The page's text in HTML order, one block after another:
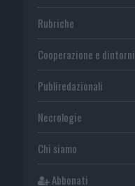
Rubriche
Cooperazione e dintorni
Publiredazionali
Necrologie
Chi siamo
Abbonati